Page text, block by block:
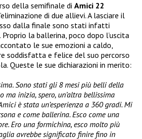
della semifinale di Amici 22
di due allievi. A lasciare il
dalla finale sono stati infatti
. Proprio la ballerina, poco dopo l’uscita
le sue emozioni a caldo,
soddisfatta e felice del suo percorso
Queste le sue dichiarazioni in merito:
Sono stati gli 8 mesi più belli della
ma inizia, spero, un’altra bellissima
è stata un’esperienza a 360 gradi. Mi
e come ballerina. Esco come una
Ero una formichina, esco molto più
avrebbe significato finire fino in